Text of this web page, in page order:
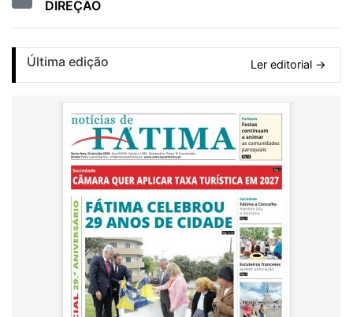
DIREÇÃO
Última edição Ler editorial →